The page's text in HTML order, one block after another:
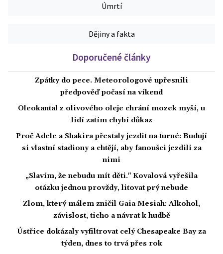
Úmrtí
Dějiny a fakta
Doporučené články
Zpátky do pece. Meteorologové upřesnili
předpověď počasí na víkend
Oleokantal z olivového oleje chrání mozek myší, u
lidí zatím chybí důkaz
Proč Adele a Shakira přestaly jezdit na turné: Budují
si vlastní stadiony a chtějí, aby fanoušci jezdili za
nimi
„Slavím, že nebudu mít děti." Kovalová vyřešila
otázku jednou provždy, litovat prý nebude
Zlom, který málem zničil Gaia Mesiah: Alkohol,
závislost, ticho a návrat k hudbě
Ústřice dokázaly vyfiltrovat celý Chesapeake Bay za
týden, dnes to trvá přes rok